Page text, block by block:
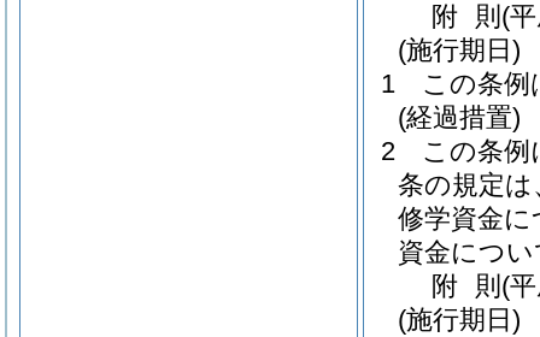
附 則 (
(施行期日)
1
この条例
(経過措置)
2
この条例
条の規定
修学資金
資金につ
附 則 (
(施行期日)